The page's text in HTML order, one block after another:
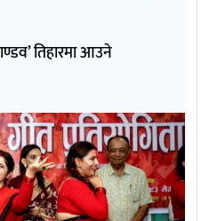
तिहारमा आउने